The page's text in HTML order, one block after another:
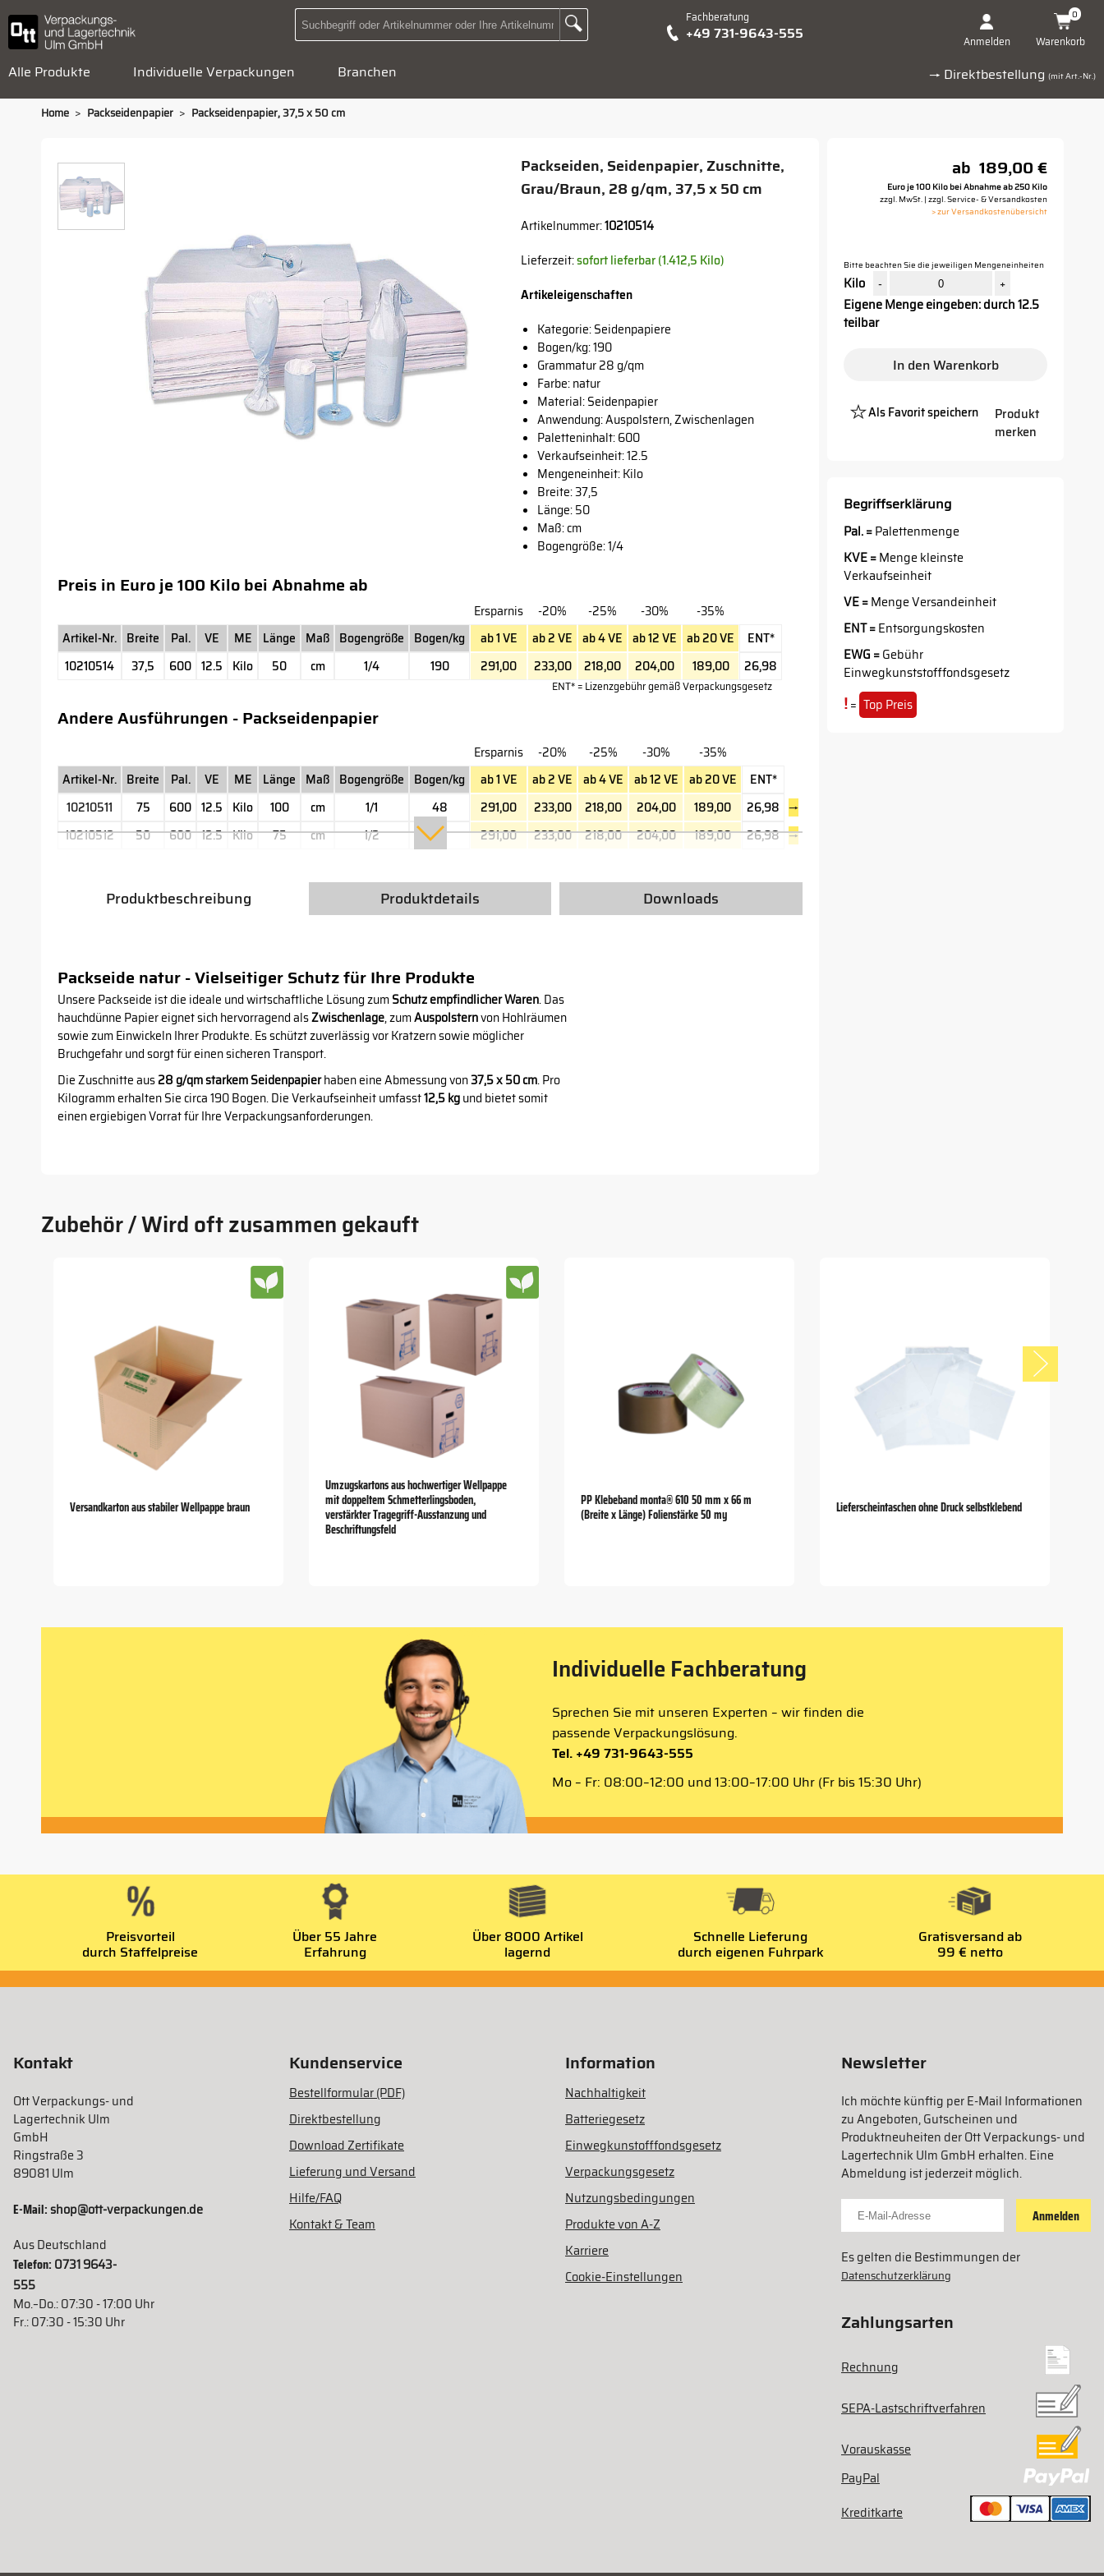
Suchbegriff oder Artikelnummer hier eingeben:
Zur Suche Landingpage Fachberatung
+49 731-9643-555 Anmelden Warenkorb
0
Alle Produkte Individuelle Verpackungen Branchen → Direktbestellung (mit Art.-Nr.)
Home > Packseidenpapier > Packseidenpapier, 37,5 x 50 cm
Packseiden, Seidenpapier, Zuschnitte,
Grau/Braun, 28 g/qm, 37,5 x 50 cm
Artikelnummer:10210514
Lieferzeit:sofort lieferbar (1.412,5 Kilo)
Artikeleigenschaften
Kategorie: Seidenpapiere
Bogen/kg: 190
Grammatur 28 g/qm
Farbe: natur
Material: Seidenpapier
Anwendung: Auspolstern, Zwischenlagen
Paletteninhalt: 600
Verkaufseinheit: 12.5
Mengeneinheit: Kilo
Breite: 37,5
Länge: 50
Maß: cm
Bogengröße: 1/4
Preis in Euro je 100 Kilo bei Abnahme ab
Ersparnis -20% -25% -30%
-35%
Artikel-Nr. Breite Pal. VE ME Länge Maß Bogengröße Bogen/kg ab 1 VE ab 2 VE ab 4 VE ab 12 VE ab 20 VE
ENT*
10210514
37,5 600 12.5 Kilo 50 cm 1/4 190 291,00 233,00 218,00 204,00 189,00 26,98
ENT* = Lizenzgebühr gemäß Verpackungsgesetz
Andere Ausführungen - Packseidenpapier
Ersparnis -20% -25% -30%
-35%
Artikel-Nr. Breite Pal. VE ME Länge Maß Bogengröße Bogen/kg ab 1 VE ab 2 VE ab 4 VE ab 12 VE ab 20 VE
ENT*
10210511
75 600 12.5 Kilo 100 cm 1/1 48 291,00 233,00 218,00 204,00 189,00 26,98 →
10210512
50 600 12.5 Kilo 75 cm 1/2 95 291,00 233,00 218,00 204,00 189,00 26,98 →
Produktbeschreibung Produktdetails Downloads
Packseide natur - Vielseitiger Schutz für Ihre Produkte
Unsere Packseide ist die ideale und wirtschaftliche Lösung zumSchutz empfindlicher Waren. Das
hauchdünne Papier eignet sich hervorragend alsZwischenlage, zumAuspolsternvon Hohlräumen
sowie zum Einwickeln Ihrer Produkte. Es schützt zuverlässig vor Kratzern sowie möglicher
Bruchgefahr und sorgt für einen sicheren Transport.
Die Zuschnitte aus28 g/qm starkem Seidenpapierhaben eine Abmessung von37,5 x 50 cm. Pro
Kilogramm erhalten Sie circa 190 Bogen. Die Verkaufseinheit umfasst12,5 kgund bietet somit
einen ergiebigen Vorrat für Ihre Verpackungsanforderungen.
ab 189,00 €
Euro je 100 Kilo bei Abnahme ab 250 Kilo
zzgl. MwSt. | zzgl. Service- & Versandkosten
> zur Versandkostenübersicht
Bitte beachten Sie die jeweiligen Mengeneinheiten
Kilo - +
Eigene Menge eingeben: durch 12.5
teilbar
In den Warenkorb
Als Favorit speichern
Produkt
merken
Begriffserklärung
Pal. =Palettenmenge
KVE =Menge kleinste
Verkaufseinheit
VE =Menge Versandeinheit
ENT =Entsorgungskosten
EWG =Gebühr
Einwegkunststofffondsgesetz
!= Top Preis
Zubehör / Wird oft zusammen gekauft
Versandkarton aus stabiler Wellpappe braun
Umzugskartons aus hochwertiger Wellpappe
mit doppeltem Schmetterlingsboden,
verstärkter Tragegriff-Ausstanzung und
Beschriftungsfeld
PP Klebeband monta® 610 50 mm x 66 m
(Breite x Länge) Folienstärke 50 my
Lieferscheintaschen ohne Druck selbstklebend
Individuelle Fachberatung
Sprechen Sie mit unseren Experten – wir finden die
passende Verpackungslösung.
Tel. +49 731-9643-555
Mo – Fr: 08:00–12:00 und 13:00–17:00 Uhr (Fr bis 15:30 Uhr)
Preisvorteil
durch Staffelpreise
Über 55 Jahre
Erfahrung
Über 8000 Artikel
lagernd
Schnelle Lieferung
durch eigenen Fuhrpark
Gratisversand ab
99 € netto
Kontakt
Ott Verpackungs- und
Lagertechnik Ulm
GmbH
Ringstraße 3
89081 Ulm
E-Mail:shop@ott-verpackungen.de
Aus Deutschland
Telefon: 0731 9643-
555
Mo.–Do.: 07:30 - 17:00 Uhr
Fr.: 07:30 - 15:30 Uhr
Kundenservice
Bestellformular (PDF)
Direktbestellung
Download Zertifikate
Lieferung und Versand
Hilfe/FAQ
Kontakt & Team
Information
Nachhaltigkeit
Batteriegesetz
Einwegkunstofffondsgesetz
Verpackungsgesetz
Nutzungsbedingungen
Produkte von A-Z
Karriere
Cookie-Einstellungen
Newsletter
Ich möchte künftig per E-Mail Informationen
zu Angeboten, Gutscheinen und
Produktneuheiten der Ott Verpackungs- und
Lagertechnik Ulm GmbH erhalten. Eine
Abmeldung ist jederzeit möglich.
Für Newsletter anmelden
Anmelden
Es gelten die Bestimmungen der
Datenschutzerklärung
Zahlungsarten
Rechnung
SEPA-Lastschriftverfahren
Vorauskasse
PayPal
Kreditkarte